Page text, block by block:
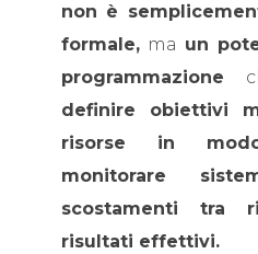
non è
formale, ma un
programmazione
definire obiettivi
risorse in
monitorare
scostamenti tra
risultati effettivi.